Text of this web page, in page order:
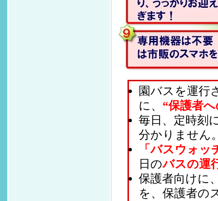
園バスを運行
に、 “保護者
毎日、定時刻
分かりません
「バスウォッ
日のバスの運
保護者向けに
を、保護者の